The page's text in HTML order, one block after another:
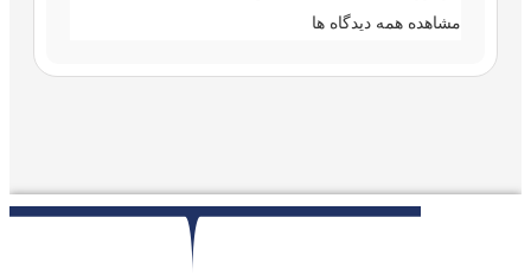
مشاهده همه دیدگاه ها